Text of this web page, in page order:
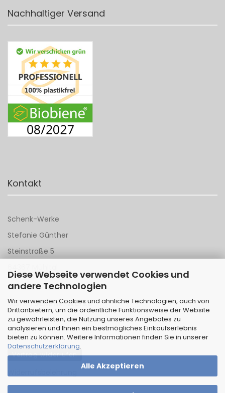
Diese Webseite verwendet Cookies und
andere Technologien
Wir verwenden Cookies und ähnliche Technologien, auch von
Drittanbietern, um die ordentliche Funktionsweise der Website
zu gewährleisten, die Nutzung unseres Angebotes zu
analysieren und Ihnen ein bestmögliches Einkaufserlebnis
bieten zu können. Weitere Informationen finden Sie in unserer
Datenschutzerklärung.
Alle Akzeptieren
Nachhaltiger Versand
Kontakt
Schenk-Werke
Stefanie Günther
Steinstraße 5
Tel 06151 - 148 142
Mail anSchenk-Werke
Vertrag widerrufen